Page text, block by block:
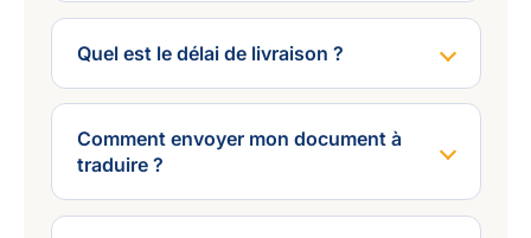
Quel est le délai de livraison ?
Comment envoyer mon document à
traduire ?